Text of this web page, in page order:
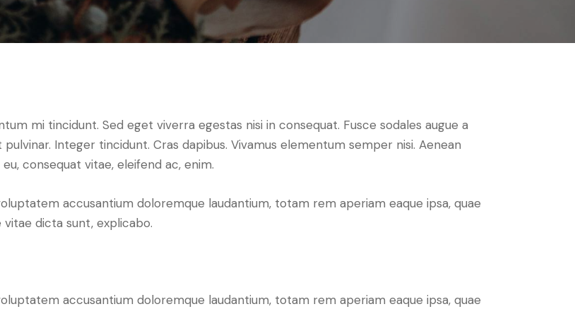
mi tincidunt. Sed eget viverra egestas nisi in consequat. Fusce sodales augue a
Integer tincidunt. Cras dapibus. Vivamus elementum semper nisi. Aenean
consequat vitae, eleifend ac, enim.
accusantium doloremque laudantium, totam rem aperiam eaque ipsa, quae
dicta sunt, explicabo.
accusantium doloremque laudantium, totam rem aperiam eaque ipsa, quae